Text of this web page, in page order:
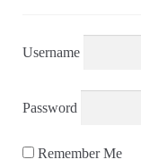
Username
Password
Remember Me